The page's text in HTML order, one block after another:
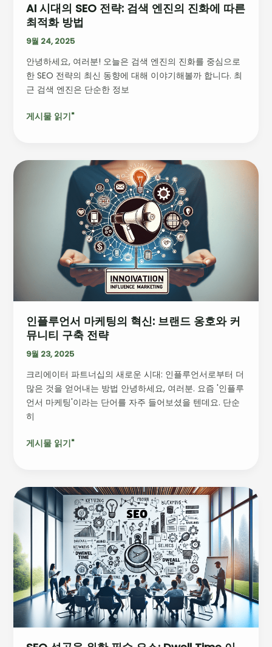
AI 시대의 SEO 전략: 검색 엔진의 진화에 따른
최적화 방법
9월 24, 2025
안녕하세요, 여러분! 오늘은 검색 엔진의 진화를 중심으로
한 SEO 전략의 최신 동향에 대해 이야기해볼까 합니다. 최
근 검색 엔진은 단순한 정보
의
진
화
따
른
최
화
게시물 읽기"
인플루언서 마케팅의 혁신: 브랜드 옹호와 커
뮤니티 구축 전략
9월 23, 2025
크리에이터 파트너십의 새로운 시대: 인플루언서로부터 더
많은 것을 얻어내는 방법 안녕하세요, 여러분. 요즘 '인플루
언서 마케팅'이라는 단어를 자주 들어보셨을 텐데요. 단순
히
브
랜
드
호
와
커
뮤
티
전
략
게시물 읽기"
SEO
성
한
필
수
요